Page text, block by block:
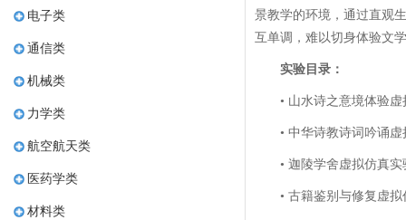
电子类
通信类
机械类
力学类
航空航天类
医药学类
材料类
景教学的环境，通过直观
互单调，难以切身体验文
实验目录：
• 山水诗之意境体验
• 中华诗教诗词吟诵
• 迦陵学舍虚拟仿真实
• 古籍鉴别与修复虚